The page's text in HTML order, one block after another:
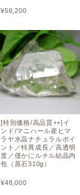
¥58,200
[特別価格/高品質++]イ
ンド/マニハール産ヒマ
ラヤ水晶ナチュラルポイ
ント／特異成長／高透明
度／僅かにルチル結晶内
包（原石310g）
¥48,000